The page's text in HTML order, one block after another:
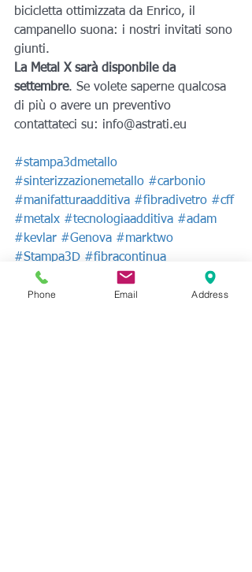
bicicletta ottimizzata da Enrico, il
campanello suona: i nostri invitati sono
giunti.
La Metal X sarà disponbile da
settembre. Se volete saperne qualcosa
di più o avere un preventivo
contattateci su: info@astrati.eu
#stampa3dmetallo
#sinterizzazionemetallo #carbonio
#manifatturaadditiva #fibradivetro #cff
#metalx #tecnologiaadditiva #adam
#kevlar #Genova #marktwo
#Stampa3D #fibracontinua
#markforged
#cmfmarelli
Divulgazione, eventi e fiere
Phone Email Address